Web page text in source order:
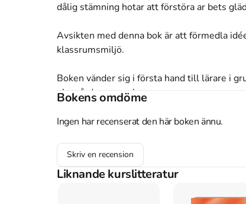
dålig stämning hotar att förstöra ar bets
Avsikten med denna bok är att förmedla
klassrumsmiljö.
Boken vänder sig i första hand till lärare i
elevvårdspersonal.
Författaren, som är skolkurator, har under
Åtkomstkoder och digitalt tilläggsmaterial
Bokens omdöme
Ingen har recenserat den här boken ännu.
Skriv en recension
Liknande kurslitteratur